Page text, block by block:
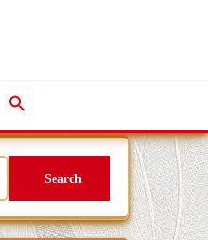
Search